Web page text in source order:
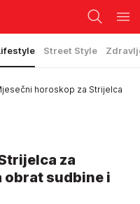
Street Style
horoskop za Strijelca
za
obrat sudbine i